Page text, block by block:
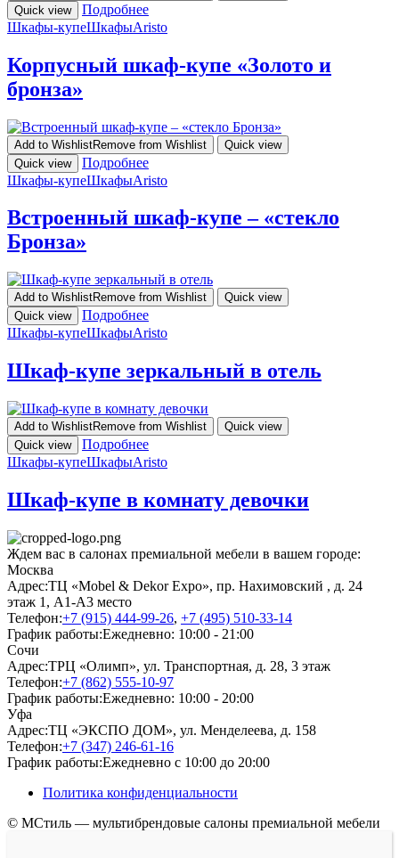
Quick view
Подробнее
Шкафы-купеШкафыAristo
Корпусный шкаф-купе «Золото и
бронза»
Add to WishlistRemove from Wishlist
Quick view
Quick view
Подробнее
Шкафы-купеШкафыAristo
Встроенный шкаф-купе – «стекло
Бронза»
Add to WishlistRemove from Wishlist
Quick view
Quick view
Подробнее
Шкафы-купеШкафыAristo
Шкаф-купе зеркальный в отель
Add to WishlistRemove from Wishlist
Quick view
Quick view
Подробнее
Шкафы-купеШкафыAristo
Шкаф-купе в комнату девочки
Ждем вас в салонах премиальной мебели в вашем городе:
Москва
Адрес:ТЦ «Mobel & Dekor Expo», пр. Нахимовский , д. 24
этаж 1, А1-А3 место
Телефон:+7 (915) 444-99-26, +7 (495) 510-33-14
График работы:Ежедневно: 10:00 - 21:00
Сочи
Адрес:ТРЦ «Олимп», ул. Транспортная, д. 28, 3 этаж
Телефон:+7 (862) 555-10-97
График работы:Ежедневно: 10:00 - 20:00
Уфа
Адрес:ТЦ «ЭКСПО ДОМ», ул. Менделеева, д. 158
Телефон:+7 (347) 246-61-16
График работы:Ежедневно с 10:00 до 20:00
Политика конфиденциальности
© МСтиль — мультибрендовые салоны премиальной мебели